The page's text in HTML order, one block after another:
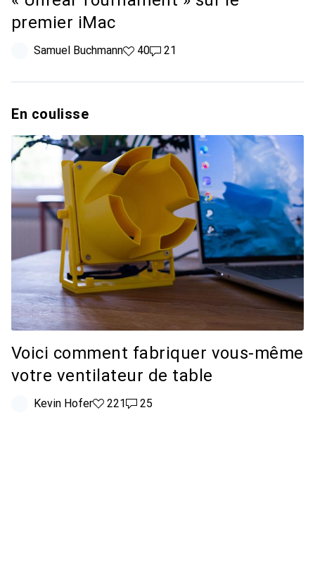
premier iMac
Samuel Buchmann40 likes
4021 commentaires
21
En coulisse
Voici comment fabriquer vous-même
votre ventilateur de table
Kevin Hofer221 likes
22125 commentaires
25